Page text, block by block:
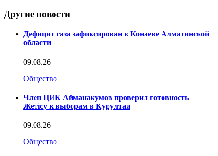
Другие новости
Дефицит газа зафиксирован в Конаеве Алматинской
области
09.08.26
Общество
Член ЦИК Айманакумов проверил готовность
Жетісу к выборам в Курултай
09.08.26
Общество